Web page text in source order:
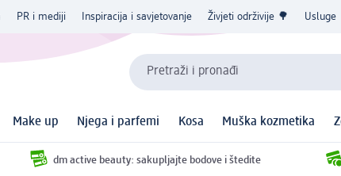
PR i mediji Inspiracija i savjetovanje Živjeti održivije 🌳 Usluge
Pretraži i pronađi
Make up Njega i parfemi Kosa Muška kozmetika
dm active beauty: sakupljajte bodove i štedite